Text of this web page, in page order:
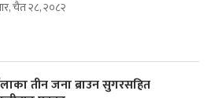
चैत २८, २०८२
तीन जना ब्राउन सुगरसहित